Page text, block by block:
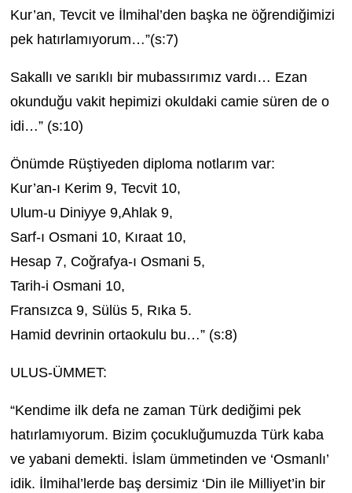
Kur’an, Tevcit ve İlmihal’den başka ne öğrendiğimizi
pek hatırlamıyorum…”(s:7)
Sakallı ve sarıklı bir mubassırımız vardı… Ezan
okunduğu vakit hepimizi okuldaki camie süren de o
idi…” (s:10)
Önümde Rüştiyeden diploma notlarım var:
Kur’an-ı Kerim 9, Tecvit 10,
Ulum-u Diniyye 9,Ahlak 9,
Sarf-ı Osmani 10, Kıraat 10,
Hesap 7, Coğrafya-ı Osmani 5,
Tarih-i Osmani 10,
Fransızca 9, Sülüs 5, Rıka 5.
Hamid devrinin ortaokulu bu…” (s:8)
ULUS-ÜMMET:
“Kendime ilk defa ne zaman Türk dediğimi pek
hatırlamıyorum. Bizim çocukluğumuzda Türk kaba
ve yabani demekti. İslam ümmetinden ve ‘Osmanlı’
idik. İlmihal’lerde baş dersimiz ‘Din ile Milliyet’in bir